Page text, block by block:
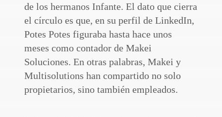
de los hermanos Infante. El dato que cierra
el círculo es que, en su perfil de LinkedIn,
Potes Potes figuraba hasta hace unos
meses como contador de Makei
Soluciones. En otras palabras, Makei y
Multisolutions han compartido no solo
propietarios, sino también empleados.